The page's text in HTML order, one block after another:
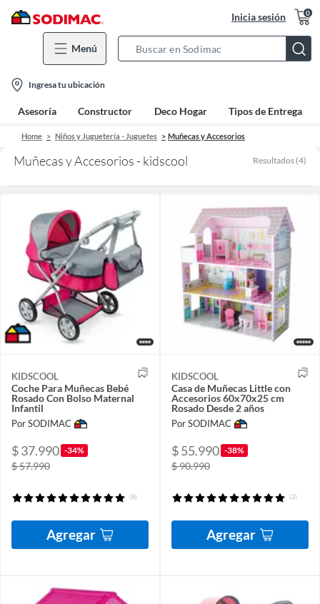
Inicia sesión 0
Menú
Bar
location-
icon
Ingresa tu ubicación
Asesoría Constructor Deco Hogar Tipos de Entrega
Home Niños y Juguetería - Juguetes Muñecas y Accesorios
Muñecas y Accesorios - kidscool Resultados (4)
KIDSCOOL
Coche Para Muñecas Bebé
Rosado Con Bolso Maternal
Infantil
Por SODIMAC
$ 37.990 -34%
$ 57.990
(8)
Agregar
KIDSCOOL
Casa de Muñecas Little con
Accesorios 60x70x25 cm
Rosado Desde 2 años
Por SODIMAC
$ 55.990 -38%
$ 90.990
(2)
Agregar